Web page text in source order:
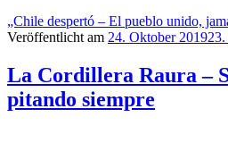
„Chile despertó – El pueblo unido,
Veröffentlicht am 24. Oktober 2019
La Cordillera Raura –
pitando siempre